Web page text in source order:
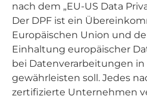
nach dem „EU-US Data
Der DPF ist ein
Europäischen Union und
Einhaltung europäischer
bei Datenverarbeitungen in
gewährleisten soll. Jedes
zertifizierte Unternehmen